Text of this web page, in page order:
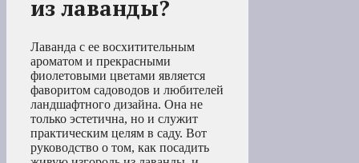
из лаванды?
Лаванда с ее восхитительным
ароматом и прекрасными
фиолетовыми цветами является
фаворитом садоводов и любителей
ландшафтного дизайна. Она не
только эстетична, но и служит
практическим целям в саду. Вот
руководство о том, как посадить